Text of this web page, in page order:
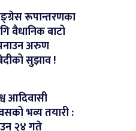
रूपान्तरणका
वैधानिक बाटो
अरुण
सुझाव !
आदिवासी
भव्य तयारी :